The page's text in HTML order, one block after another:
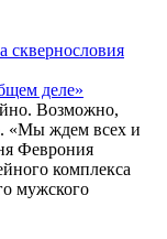
сквернословия
деле»
Возможно,
«Мы ждем всех и
Феврония
комплекса
мужского